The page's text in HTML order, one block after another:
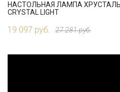
НАСТОЛЬНАЯ ЛАМПА
CRYSTAL LIGHT
19 097 руб. 27 281 руб.